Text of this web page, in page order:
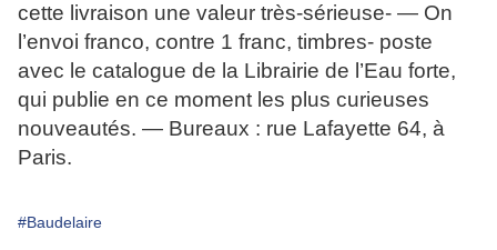
cette livraison une valeur très-sérieuse- — On
l’envoi franco, contre 1 franc, timbres- poste
avec le catalogue de la Librairie de l’Eau forte,
qui publie en ce moment les plus curieuses
nouveautés. — Bureaux : rue Lafayette 64, à
Paris.
#Baudelaire